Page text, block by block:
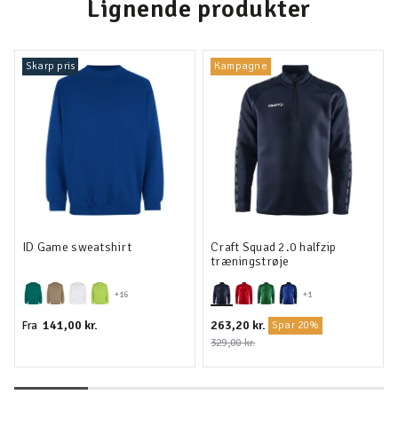
Lignende produkter
Skarp pris
+16
ID Game sweatshirt
Fra 141,00 kr.
Kampagne
+1
Craft Squad 2.0 halfzip
træningstrøje
263,20 kr. Spar 20%
329,00 kr.